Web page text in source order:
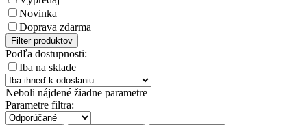
Novinka
Doprava zdarma
Filter produktov
Podľa dostupnosti:
Iba na sklade
Neboli nájdené žiadne parametre
Parametre filtra: